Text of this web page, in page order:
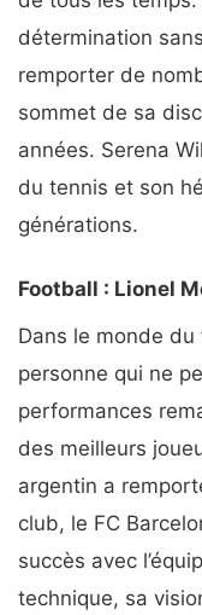
détermination
remporter de
sommet de sa
années. Serena
du tennis et son
générations.
Football : Lionel
Dans le monde
personne qui ne
performances
des meilleurs
argentin a
club, le FC
succès avec
technique, sa